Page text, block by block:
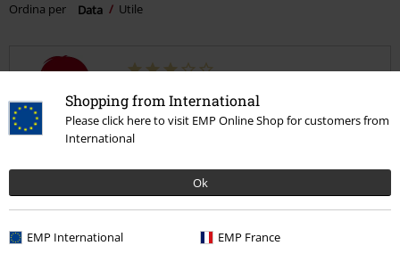
Shopping from International
Please click here to visit EMP Online Shop for customers from
International
Ok
EMP International EMP France
Ordina per
Data Utile
Francesca A.
4 Commenti
Pubblicato in data: domenica, 25 ottobre 2020
Taglia acquistata: XL
Bella e originale!
Buon materiale, un po corta in lunghezza ma non guasta troppo. Un
regalo molto apprezzato.